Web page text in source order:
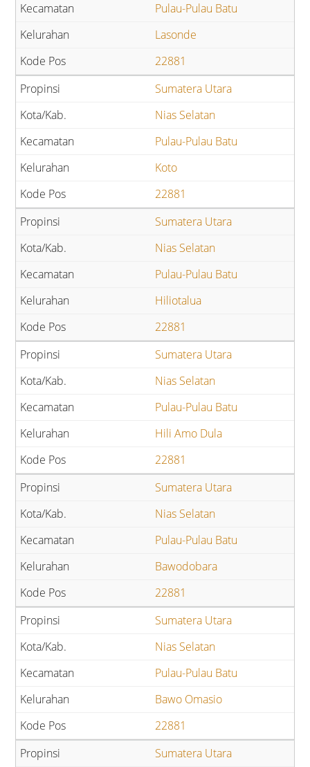
Pulau-Pulau Batu
Lasonde
22881
Sumatera Utara
Nias Selatan
Pulau-Pulau Batu
Koto
22881
Sumatera Utara
Nias Selatan
Pulau-Pulau Batu
Hiliotalua
22881
Sumatera Utara
Nias Selatan
Pulau-Pulau Batu
Hili Amo Dula
22881
Sumatera Utara
Nias Selatan
Pulau-Pulau Batu
Bawodobara
22881
Sumatera Utara
Nias Selatan
Pulau-Pulau Batu
Bawo Omasio
22881
Sumatera Utara